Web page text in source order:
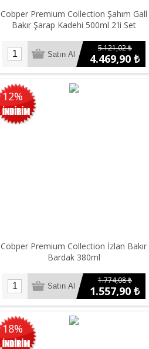
Cobper Premium Collection Şahım Gall
Bakır Şarap Kadehi 500ml 2'li Set
5.121,02 ₺
4.469,90 ₺
12%
Cobper Premium Collection İzlan Bakır
Bardak 380ml
1.774,08 ₺
1.557,90 ₺
18%